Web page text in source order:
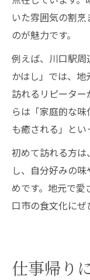
いた雰囲気の割
のが魅力です。
例えば、川口駅
かはし」では、
訪れるリピータ
らは「家庭的な
も癒される」とい
初めて訪れる方
し、自分好みの
めです。地元で
口市の食文化にぜ
仕事帰り